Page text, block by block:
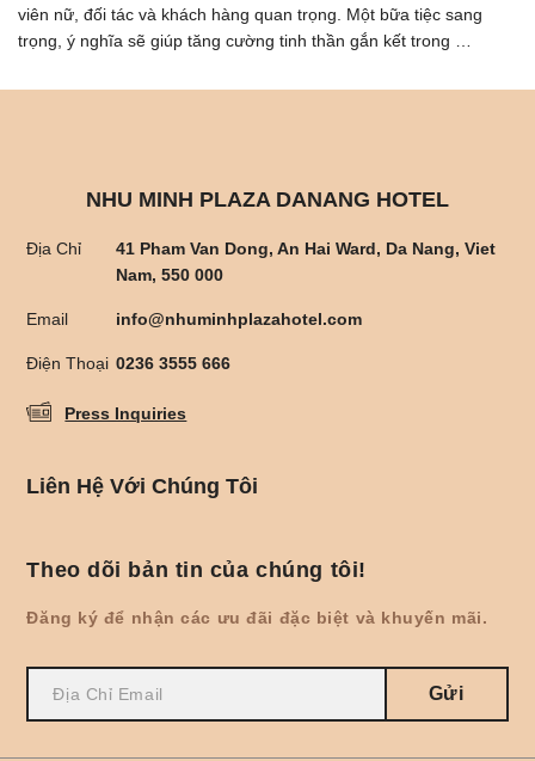
viên nữ, đối tác và khách hàng quan trọng. Một bữa tiệc sang
trọng, ý nghĩa sẽ giúp tăng cường tinh thần gắn kết trong …
NHU MINH PLAZA DANANG HOTEL
Địa Chỉ
41 Pham Van Dong, An Hai Ward, Da Nang, Viet
Nam, 550 000
Email info@nhuminhplazahotel.com
Điện Thoại 0236 3555 666
Press Inquiries
Liên Hệ Với Chúng Tôi
Theo dõi bản tin của chúng tôi!
Đăng ký để nhận các ưu đãi đặc biệt và khuyến mãi.
Gửi